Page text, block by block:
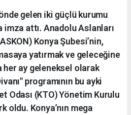
gelen iki güçlü kurumu
attı. Anadolu Aslanları
Konya Şubesi’nin,
yatırmak ve geleceğine
her ay geleneksel olarak
programının bu ayki
Odası (KTO) Yönetim Kurulu
oldu. Konya’nın mega